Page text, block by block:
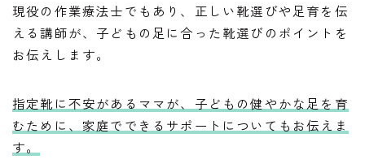
現役の作業療法士でもあり、正しい靴選びや足育を伝
える講師が、子どもの足に合った靴選びのポイントを
お伝えします。
指定靴に不安があるママが、子どもの健やかな足を育
むために、家庭でできるサポートについてもお伝えま
す。